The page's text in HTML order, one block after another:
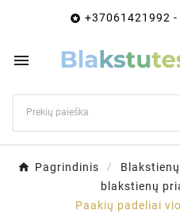
 +37061421992

Pagrindinis
blakstienų
Paakių padeliai